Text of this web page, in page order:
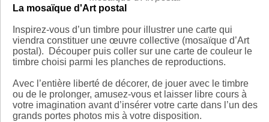
La mosaïque d'Art postal
Inspirez-vous d’un timbre pour illustrer une carte qui
viendra constituer une œuvre collective (mosaïque d’Art
postal). Découper puis coller sur une carte de couleur le
timbre choisi parmi les planches de reproductions.
Avec l’entière liberté de décorer, de jouer avec le timbre
ou de le prolonger, amusez-vous et laisser libre cours à
votre imagination avant d’insérer votre carte dans l’un des
grands portes photos mis à votre disposition.